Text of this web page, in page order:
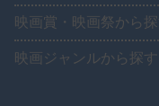
映画賞・映画祭から探
映画ジャンルから探す